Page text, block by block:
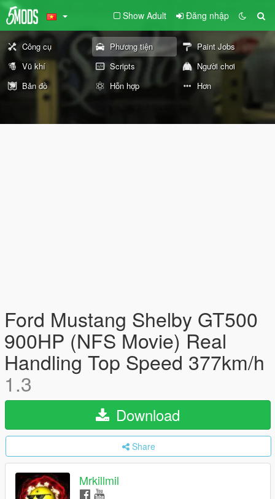
Show Adult Đăng nhập
Công cụ Phương tiện
Paint Jobs
Vũ khí
Scripts
Người chơi
Bản đồ
Hỗn hợp Hơn
Ford Mustang Shelby GT500
900HP (NFS Movie) Real
Handling Top Speed 377km/h
1.3
Download
Share
Mrkillmil